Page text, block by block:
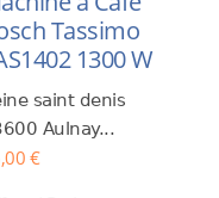
Tassimo
1300 W
saint denis
Aulnay...
€